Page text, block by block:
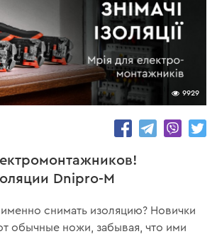
9929
Dnipro-M
снимать изоляцию? Новички
обычные ножи, забывая, что ими